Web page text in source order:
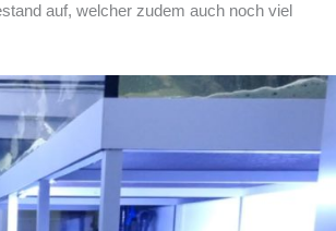
auf, welcher zudem auch noch viel